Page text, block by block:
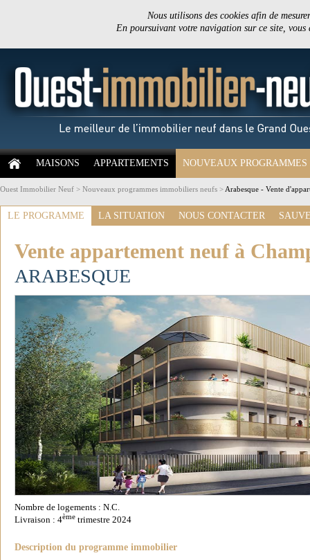
Nous utilisons des cookies afin de
En poursuivant votre navigation sur ce site,
MAISONS APPARTEMENTS NOUVEAUX PROGRAMMES
Ouest Immobilier Neuf > Nouveaux programmes immobiliers neufs > Arabesque - Vente
LE PROGRAMME LA SITUATION NOUS CONTACTER
Vente appartement neuf à
ARABESQUE
Nombre de logements : N.C.
Livraison : 4ème trimestre 2024
Description du programme immobilier